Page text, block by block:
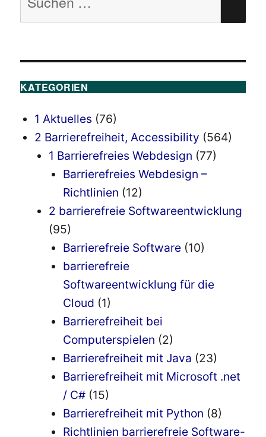
nach:
KATEGORIEN
1 Aktuelles (76)
2 Barrierefreiheit, Accessibility (564)
1 Barrierefreies Webdesign (77)
Barrierefreies Webdesign –
Richtlinien (12)
2 barrierefreie Softwareentwicklung
(95)
Barrierefreie Software (10)
barrierefreie
Softwareentwicklung für die
Cloud (1)
Barrierefreiheit bei
Computerspielen (2)
Barrierefreiheit mit Java (23)
Barrierefreiheit mit Microsoft .net
/ C# (15)
Barrierefreiheit mit Python (8)
Richtlinien barrierefreie Software-